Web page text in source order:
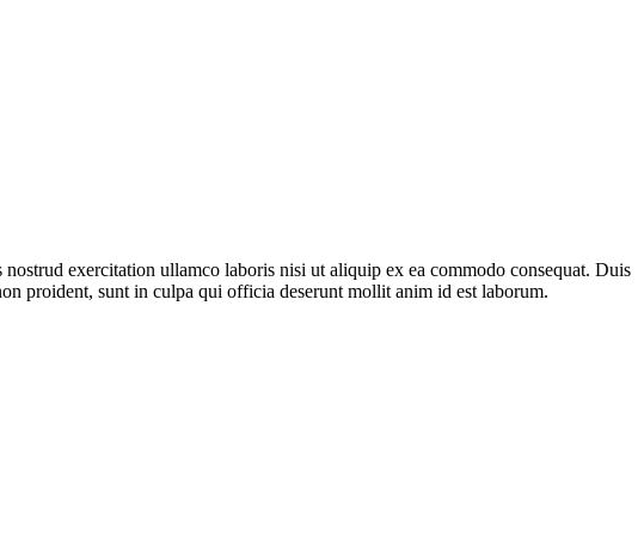
exercitation ullamco laboris nisi ut aliquip ex ea commodo consequat. Duis
proident, sunt in culpa qui officia deserunt mollit anim id est laborum.